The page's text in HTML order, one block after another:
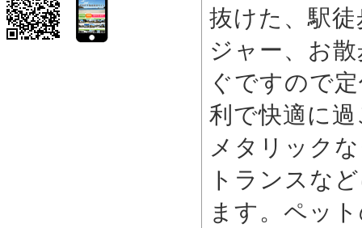
抜けた、駅
ジャー、お
ぐですので
利で快適に
メタリック
トランスな
ます。ペッ